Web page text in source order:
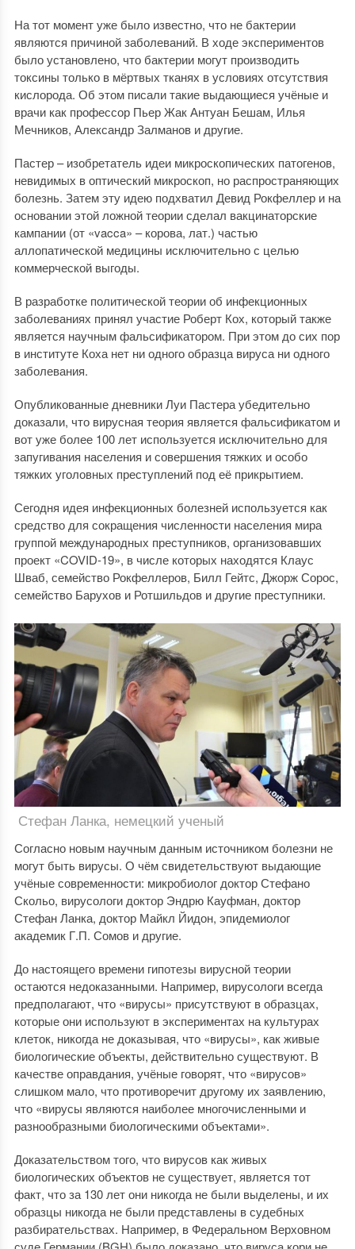
На тот момент уже было известно, что не бактерии
являются причиной заболеваний. В ходе экспериментов
было установлено, что бактерии могут производить
токсины только в мёртвых тканях в условиях отсутствия
кислорода. Об этом писали такие выдающиеся учёные и
врачи как профессор Пьер Жак Антуан Бешам, Илья
Мечников, Александр Залманов и другие.
Пастер – изобретатель идеи микроскопических патогенов,
невидимых в оптический микроскоп, но распространяющих
болезнь. Затем эту идею подхватил Девид Рокфеллер и на
основании этой ложной теории сделал вакцинаторские
кампании (от «vacca» – корова, лат.) частью
аллопатической медицины исключительно с целью
коммерческой выгоды.
В разработке политической теории об инфекционных
заболеваниях принял участие Роберт Кох, который также
является научным фальсификатором. При этом до сих пор
в институте Коха нет ни одного образца вируса ни одного
заболевания.
Опубликованные дневники Луи Пастера убедительно
доказали, что вирусная теория является фальсификатом и
вот уже более 100 лет используется исключительно для
запугивания населения и совершения тяжких и особо
тяжких уголовных преступлений под её прикрытием.
Сегодня идея инфекционных болезней используется как
средство для сокращения численности населения мира
группой международных преступников, организовавших
проект «COVID-19», в числе которых находятся Клаус
Шваб, семейство Рокфеллеров, Билл Гейтс, Джорж Сорос,
семейство Барухов и Ротшильдов и другие преступники.
Стефан Ланка, немецкий ученый
Согласно новым научным данным источником болезни не
могут быть вирусы. О чём свидетельствуют выдающие
учёные современности: микробиолог доктор Стефано
Скольо, вирусологи доктор Эндрю Кауфман, доктор
Стефан Ланка, доктор Майкл Йидон, эпидемиолог
академик Г.П. Сомов и другие.
До настоящего времени гипотезы вирусной теории
остаются недоказанными. Например, вирусологи всегда
предполагают, что «вирусы» присутствуют в образцах,
которые они используют в экспериментах на культурах
клеток, никогда не доказывая, что «вирусы», как живые
биологические объекты, действительно существуют. В
качестве оправдания, учёные говорят, что «вирусов»
слишком мало, что противоречит другому их заявлению,
что «вирусы являются наиболее многочисленными и
разнообразными биологическими объектами».
Доказательством того, что вирусов как живых
биологических объектов не существует, является тот
факт, что за 130 лет они никогда не были выделены, и их
образцы никогда не были представлены в судебных
разбирательствах. Например, в Федеральном Верховном